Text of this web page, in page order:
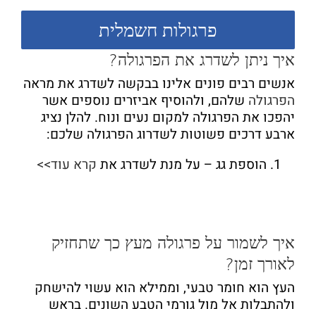
פרגולות חשמלית
איך ניתן לשדרג את הפרגולה?
אנשים רבים פונים אלינו בבקשה לשדרג את מראה
הפרגולה שלהם, ולהוסיף אביזרים נוספים אשר
יהפכו את הפרגולה למקום נעים ונוח. להלן נציג
ארבע דרכים פשוטות לשדרוג הפרגולה שלכם:
הוספת גג– על מנת לשדרג אתקרא עוד>>
איך לשמור על פרגולה מעץ כך שתחזיק
לאורך זמן?
העץ הוא חומר טבעי, וממילא הוא עשוי להישחק
ולהתבלות אל מול גורמי הטבע השונים. בראש